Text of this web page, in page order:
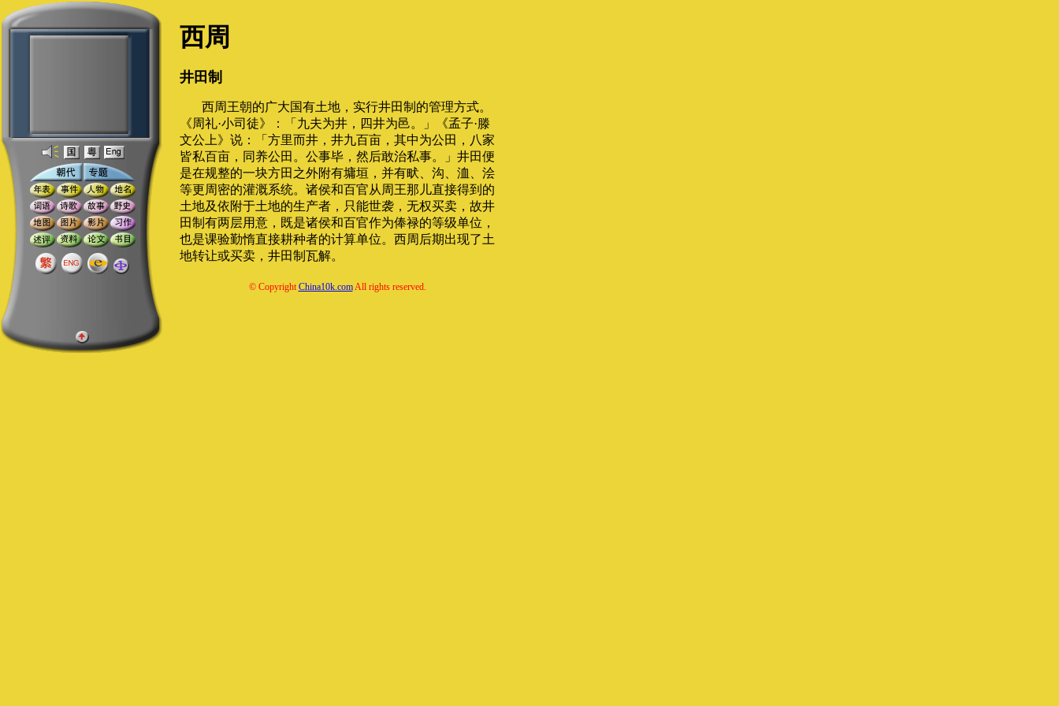
西周
井田制
西周王朝的广大国有土地，实行井田制的管理方式。
《周礼·小司徒》：「九夫为井，四井为邑。」《孟子·滕
文公上》说：「方里而井，井九百亩，其中为公田，八家
皆私百亩，同养公田。公事毕，然后敢治私事。」井田便
是在规整的一块方田之外附有墉垣，并有畎、沟、洫、浍
等更周密的灌溉系统。诸侯和百官从周王那儿直接得到的
土地及依附于土地的生产者，只能世袭，无权买卖，故井
田制有两层用意，既是诸侯和百官作为俸禄的等级单位，
也是课验勤惰直接耕种者的计算单位。西周后期出现了土
地转让或买卖，井田制瓦解。
© CopyrightChina10k.comAll rights reserved.